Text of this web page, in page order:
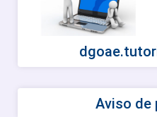
Aviso de